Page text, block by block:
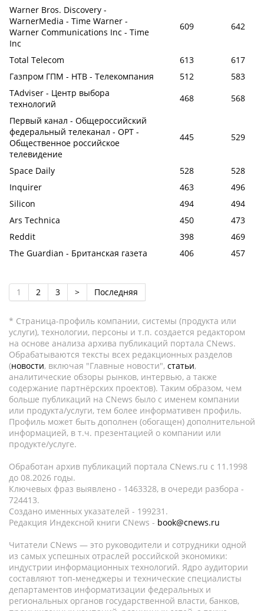
Warner Bros. Discovery -
WarnerMedia - Time Warner -
Warner Communications Inc - Time
Inc
609 642
Total Telecom 613
617
Газпром ГПМ - НТВ - Телекомпания
512
583
TAdviser - Центр выбора
технологий
468
568
Первый канал - Общероссийский
федеральный телеканал - ОРТ -
Общественное российское
телевидение
445 529
Space Daily 528
528
Inquirer
463
496
Silicon
494
494
Ars Technica
450
473
Reddit
398
469
The Guardian - Британская газета
406 457
1 2 3 > Последняя
* Страница-профиль компании, системы (продукта или
услуги), технологии, персоны и т.п. создается редактором
на основе анализа архива публикаций портала CNews.
Обрабатываются тексты всех редакционных разделов
(новости, включая "Главные новости", статьи,
аналитические обзоры рынков, интервью, а также
содержание партнёрских проектов). Таким образом, чем
больше публикаций на CNews было с именем компании
или продукта/услуги, тем более информативен профиль.
Профиль может быть дополнен (обогащен) дополнительной
информацией, в т.ч. презентацией о компании или
продукте/услуге.
Обработан архив публикаций портала CNews.ru c 11.1998
до 08.2026 годы.
Ключевых фраз выявлено - 1463328, в очереди разбора -
724413.
Создано именных указателей - 199231.
Редакция Индексной книги CNews - book@cnews.ru
Читатели CNews — это руководители и сотрудники одной
из самых успешных отраслей российской экономики:
индустрии информационных технологий. Ядро аудитории
составляют топ-менеджеры и технические специалисты
департаментов информатизации федеральных и
региональных органов государственной власти, банков,